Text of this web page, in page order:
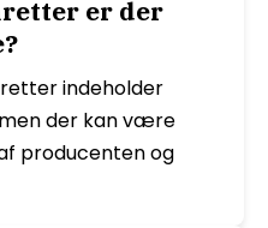
er der
indeholder
der kan være
producenten og